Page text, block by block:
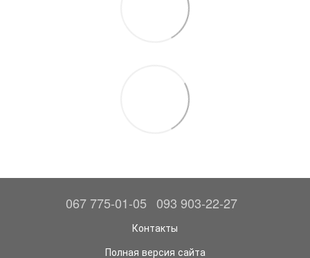
067 775-01-05 093 903-22-27
Контакты
Полная версия сайта